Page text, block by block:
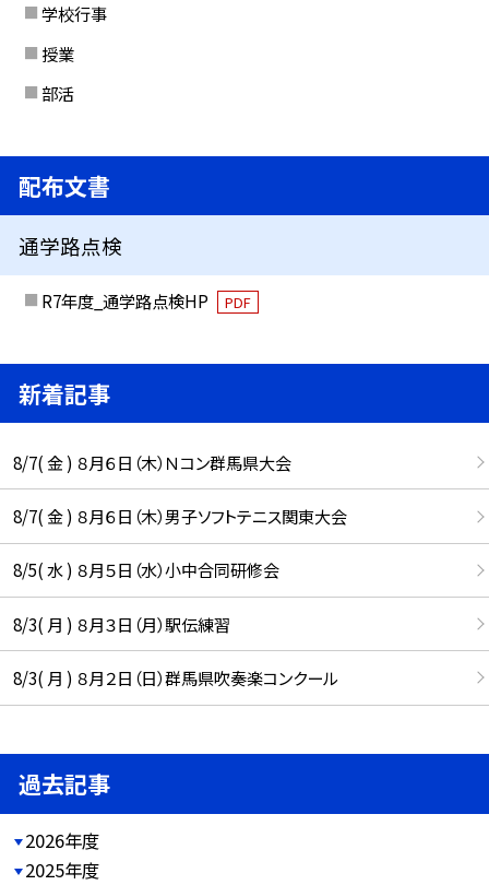
学校行事
授業
部活
配布文書
通学路点検
R7年度_通学路点検HP PDF
新着記事
8/7( 金 ) ８月６日（木）Ｎコン群馬県大会
8/7( 金 ) ８月６日（木）男子ソフトテニス関東大会
8/5( 水 ) ８月５日（水）小中合同研修会
8/3( 月 ) ８月３日（月）駅伝練習
8/3( 月 ) ８月２日（日）群馬県吹奏楽コンクール
過去記事
2026年度
2025年度